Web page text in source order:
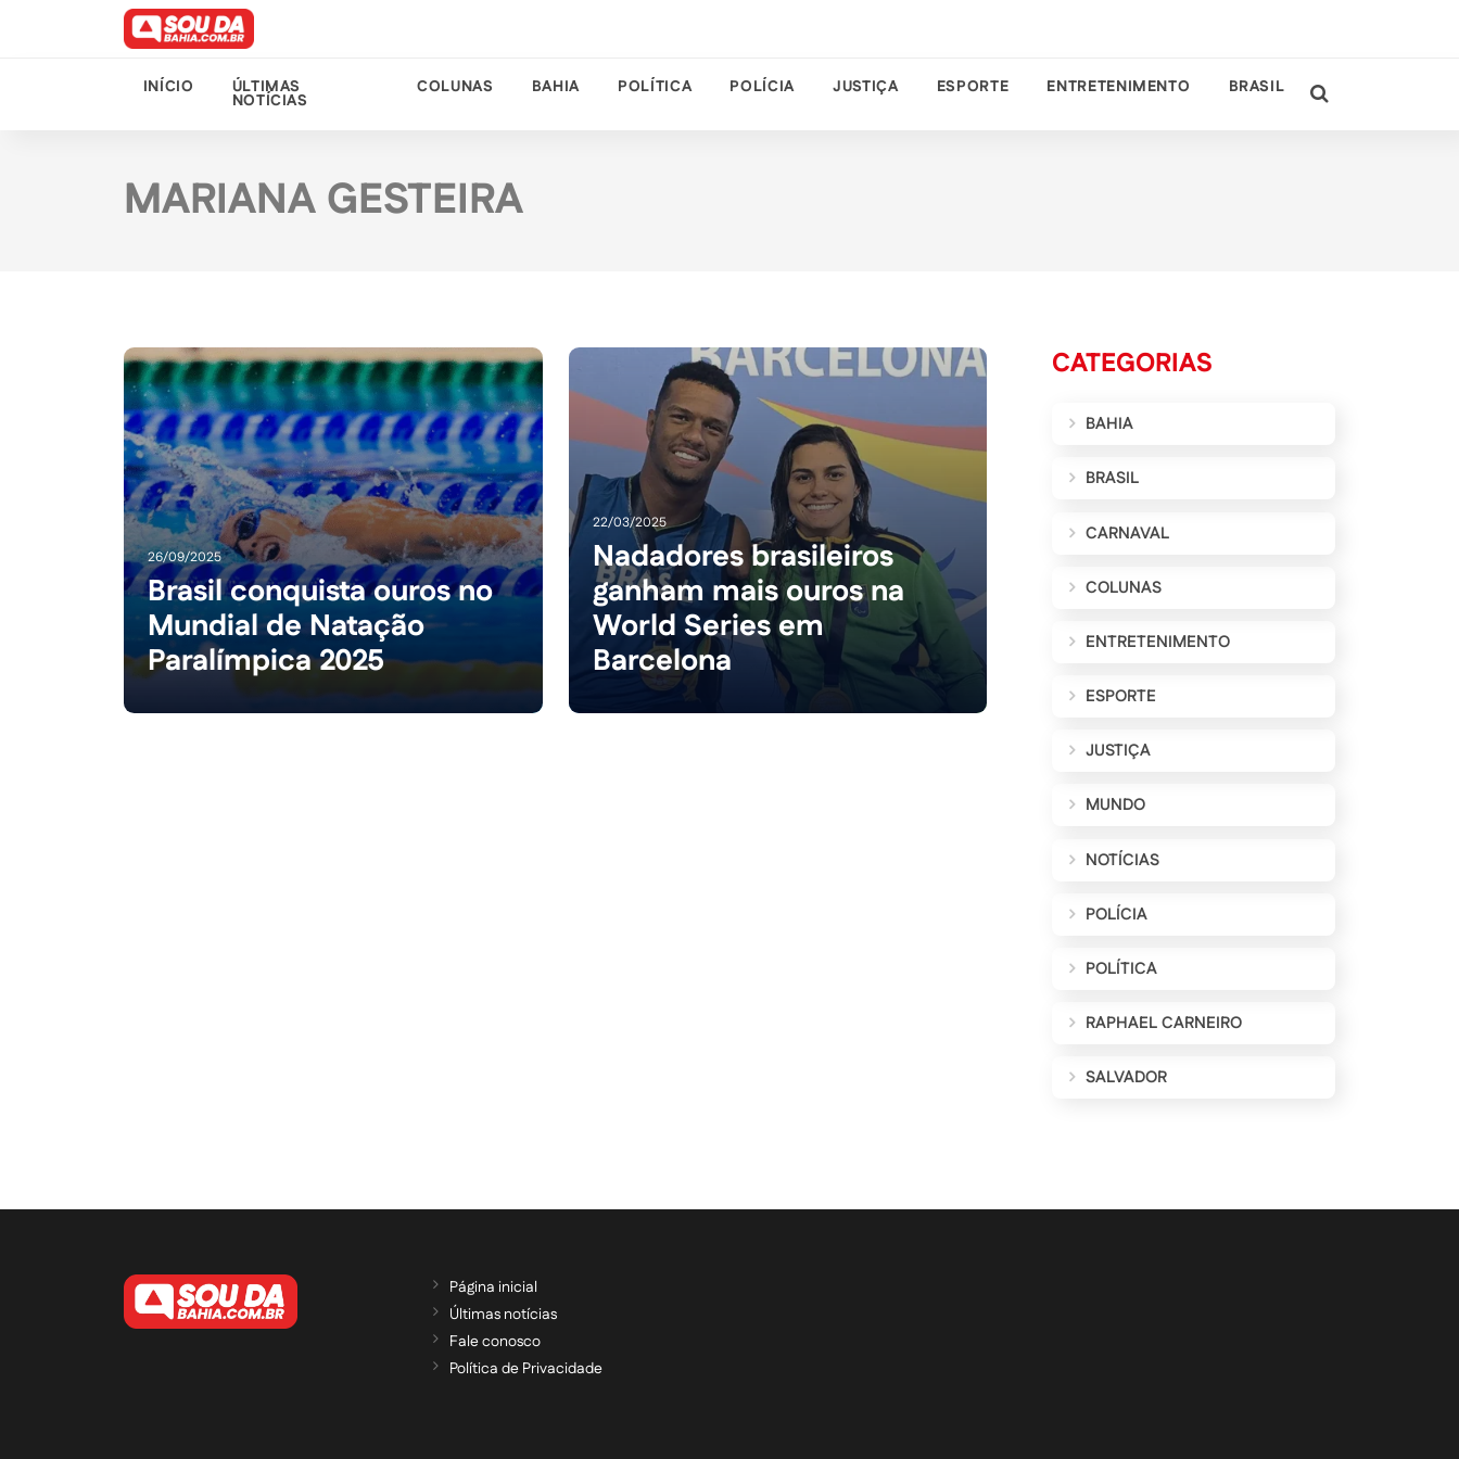
INÍCIO ÚLTIMAS
NOTÍCIAS
COLUNAS BAHIA POLÍTICA POLÍCIA JUSTIÇA ESPORTE ENTRETENIMENTO BRASIL
MARIANA GESTEIRA
26/09/2025
Brasil conquista ouros no
Mundial de Natação
Paralímpica 2025
22/03/2025
Nadadores brasileiros
ganham mais ouros na
World Series em
Barcelona
CATEGORIAS
BAHIA
BRASIL
CARNAVAL
COLUNAS
ENTRETENIMENTO
ESPORTE
JUSTIÇA
MUNDO
NOTÍCIAS
POLÍCIA
POLÍTICA
RAPHAEL CARNEIRO
SALVADOR
Página inicial
Últimas notícias
Fale conosco
Política de Privacidade